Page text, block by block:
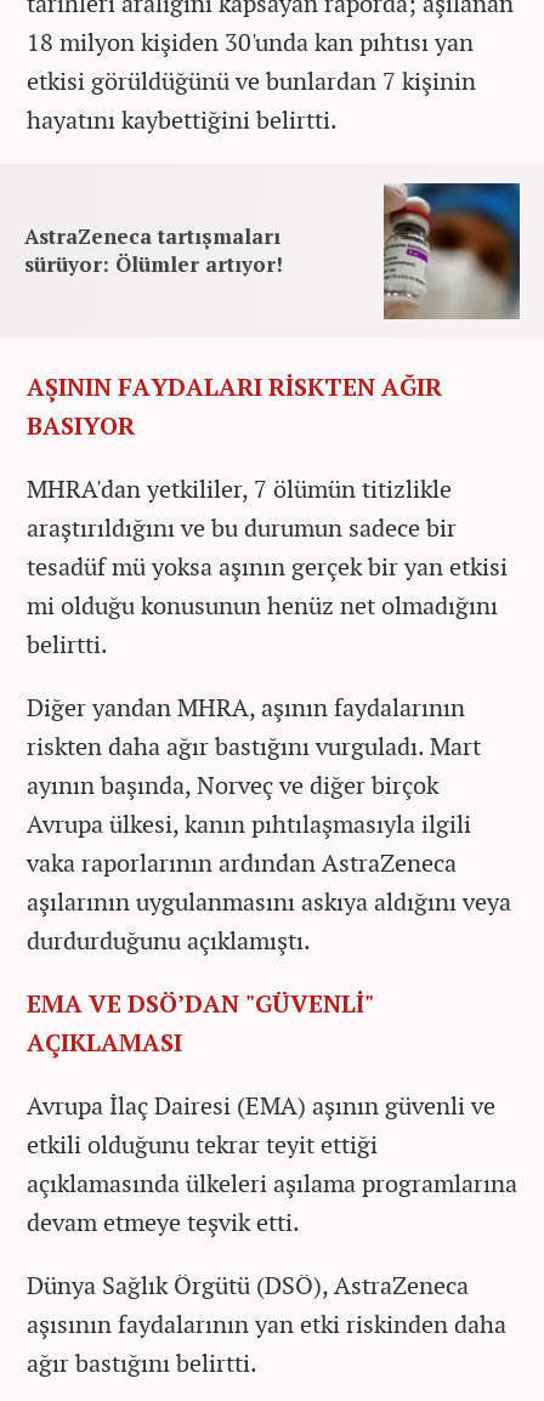
18 milyon kişiden 30'unda kan pıhtısı yan
etkisi görüldüğünü ve bunlardan 7 kişinin
hayatını kaybettiğini belirtti.
AstraZeneca tartışmaları
sürüyor: Ölümler artıyor!
AŞININ FAYDALARI RİSKTEN AĞIR
BASIYOR
MHRA'dan yetkililer, 7 ölümün titizlikle
araştırıldığını ve bu durumun sadece bir
tesadüf mü yoksa aşının gerçek bir yan etkisi
mi olduğu konusunun henüz net olmadığını
belirtti.
Diğer yandan MHRA, aşının faydalarının
riskten daha ağır bastığını vurguladı. Mart
ayının başında, Norveç ve diğer birçok
Avrupa ülkesi, kanın pıhtılaşmasıyla ilgili
vaka raporlarının ardından AstraZeneca
aşılarının uygulanmasını askıya aldığını veya
durdurduğunu açıklamıştı.
EMA VE DSÖ’DAN "GÜVENLİ"
AÇIKLAMASI
Avrupa İlaç Dairesi (EMA) aşının güvenli ve
etkili olduğunu tekrar teyit ettiği
açıklamasında ülkeleri aşılama programlarına
devam etmeye teşvik etti.
Dünya Sağlık Örgütü (DSÖ), AstraZeneca
aşısının faydalarının yan etki riskinden daha
ağır bastığını belirtti.